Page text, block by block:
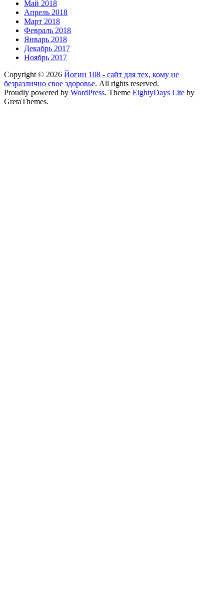
Май 2018
Апрель 2018
Март 2018
Февраль 2018
Январь 2018
Декабрь 2017
Ноябрь 2017
Copyright © 2026 Йогин 108 - сайт для тех, кому не
безразлично свое здоровье. All rights reserved.
Proudly powered by WordPress. Theme EightyDays Lite by
GretaThemes.